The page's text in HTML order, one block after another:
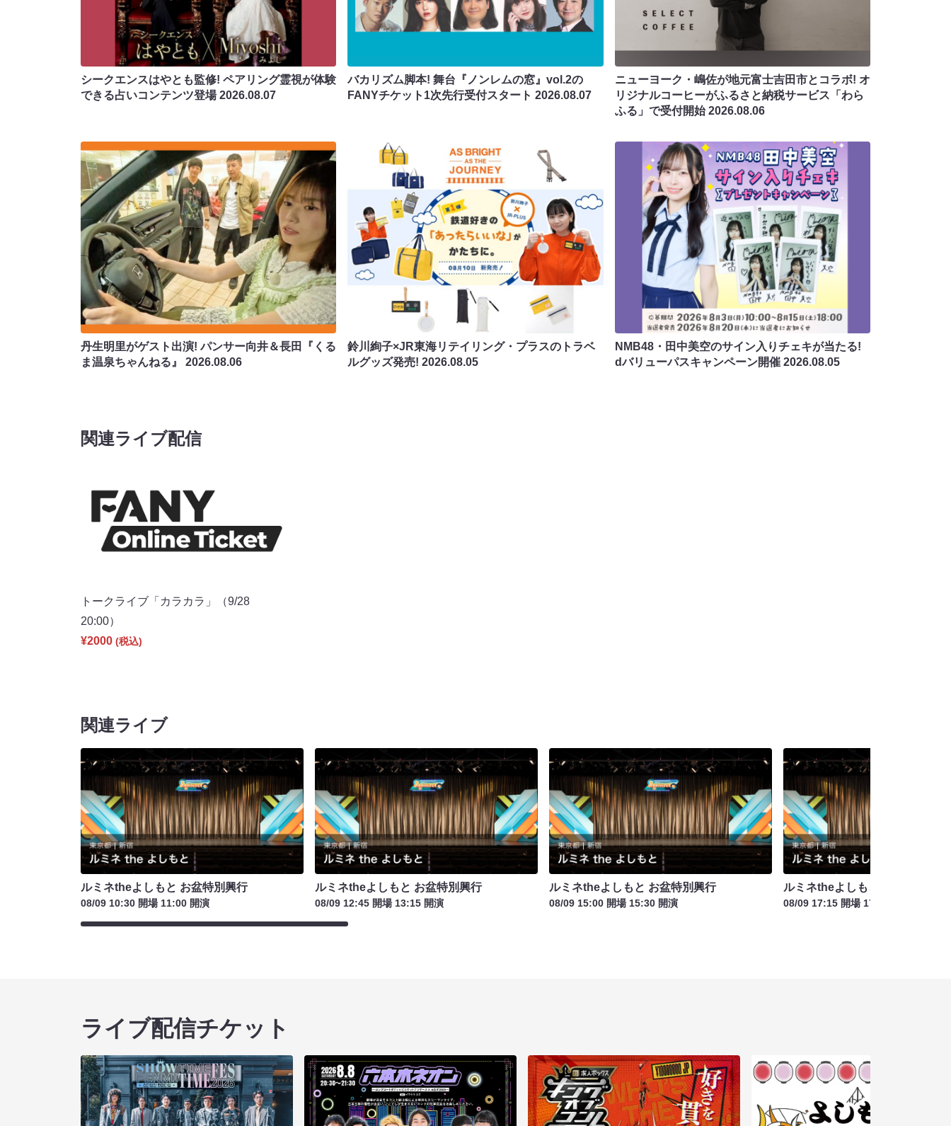
シークエンスはやとも監修! ペアリング霊視が体験
できる占いコンテンツ登場2026.08.07
バカリズム脚本! 舞台『ノンレムの窓』vol.2の
FANYチケット1次先行受付スタート2026.08.07
ニューヨーク・嶋佐が地元富士吉田市とコラボ! オ
リジナルコーヒーがふるさと納税サービス「わら
ふる」で受付開始2026.08.06
丹生明里がゲスト出演! パンサー向井＆長田『くる
ま温泉ちゃんねる』 2026.08.06
鈴川絢子×JR東海リテイリング・プラスのトラベ
ルグッズ発売!2026.08.05
NMB48・田中美空のサイン入りチェキが当たる!
dバリューパスキャンペーン開催 2026.08.05
関連ライブ配信
トークライブ「カラカラ」（9/28
20:00）
¥2000 (税込)
関連ライブ
ルミネtheよしもと お盆特別興行
08/09 10:30 開場 11:00 開演
ルミネtheよしもと お盆特別興行
08/09 12:45 開場 13:15 開演
ルミネtheよしもと お盆特別興行
08/09 15:00 開場 15:30 開演
ルミネtheよしもと お盆特別興行
08/09 17:15 開場 17:45 開演
ライブ配信チケット